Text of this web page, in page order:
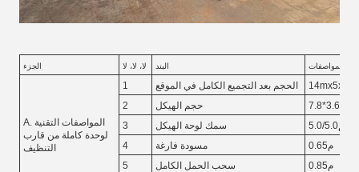
الجزء لا، لا، لا البند المواصفات
A. المواصفات التقنية
لوحدة كاملة من قارب
التنظيف
1 الحجم بعد التجميع الكامل في الموقع
2
حجم الهيكل
3
سمك لوحة الهيكل
5.0/5.0ملم
4
مسودة فارغة
0.65م
5
سحب الحمل الكامل
0.85م